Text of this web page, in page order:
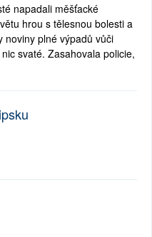
napadali měšťacké
hrou s tělesnou bolesti a
noviny plné výpadů vůči
svaté. Zasahovala policie,